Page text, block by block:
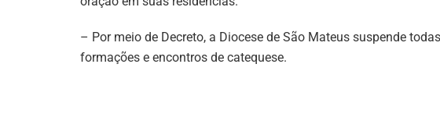
– Por meio de Decreto, a Diocese de São Mateus suspende
formações e encontros de catequese.